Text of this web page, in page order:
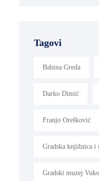
Tagovi
Babina Greda
Darko Dimić
Franjo Orešković
Gradska knjižnica i
Gradski muzej